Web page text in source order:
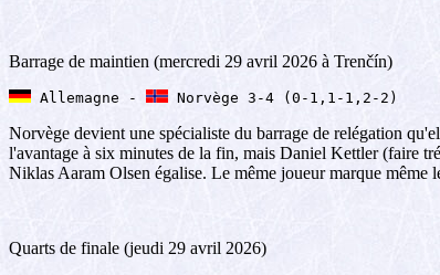
Barrage de maintien (mercredi 29 avril 2026 à Trenčín)
Allemagne - Norvège 3-4 (0-1,1-1,2-2)
Norvège devient une spécialiste du barrage de relégation
l'avantage à six minutes de la fin, mais Daniel Kettler (faire
Niklas Aaram Olsen égalise. Le même joueur marque même
Quarts de finale (jeudi 29 avril 2026)